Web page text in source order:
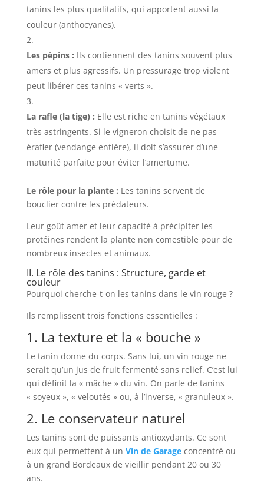
tanins les plus qualitatifs, qui apportent aussi la
couleur (anthocyanes).
Les pépins : Ils contiennent des tanins souvent plus
amers et plus agressifs. Un pressurage trop violent
peut libérer ces tanins « verts ».
La rafle (la tige) : Elle est riche en tanins végétaux
très astringents. Si le vigneron choisit de ne pas
érafler (vendange entière), il doit s’assurer d’une
maturité parfaite pour éviter l’amertume.
Le rôle pour la plante : Les tanins servent de
bouclier contre les prédateurs.
Leur goût amer et leur capacité à précipiter les
protéines rendent la plante non comestible pour de
nombreux insectes et animaux.
II. Le rôle des tanins : Structure, garde et
couleur
Pourquoi cherche-t-on les tanins dans le vin rouge ?
Ils remplissent trois fonctions essentielles :
1. La texture et la « bouche »
Le tanin donne du corps. Sans lui, un vin rouge ne
serait qu’un jus de fruit fermenté sans relief. C’est lui
qui définit la « mâche » du vin. On parle de tanins
« soyeux », « veloutés » ou, à l’inverse, « granuleux ».
2. Le conservateur naturel
Les tanins sont de puissants antioxydants. Ce sont
eux qui permettent à un Vin de Garage concentré ou
à un grand Bordeaux de vieillir pendant 20 ou 30
ans.